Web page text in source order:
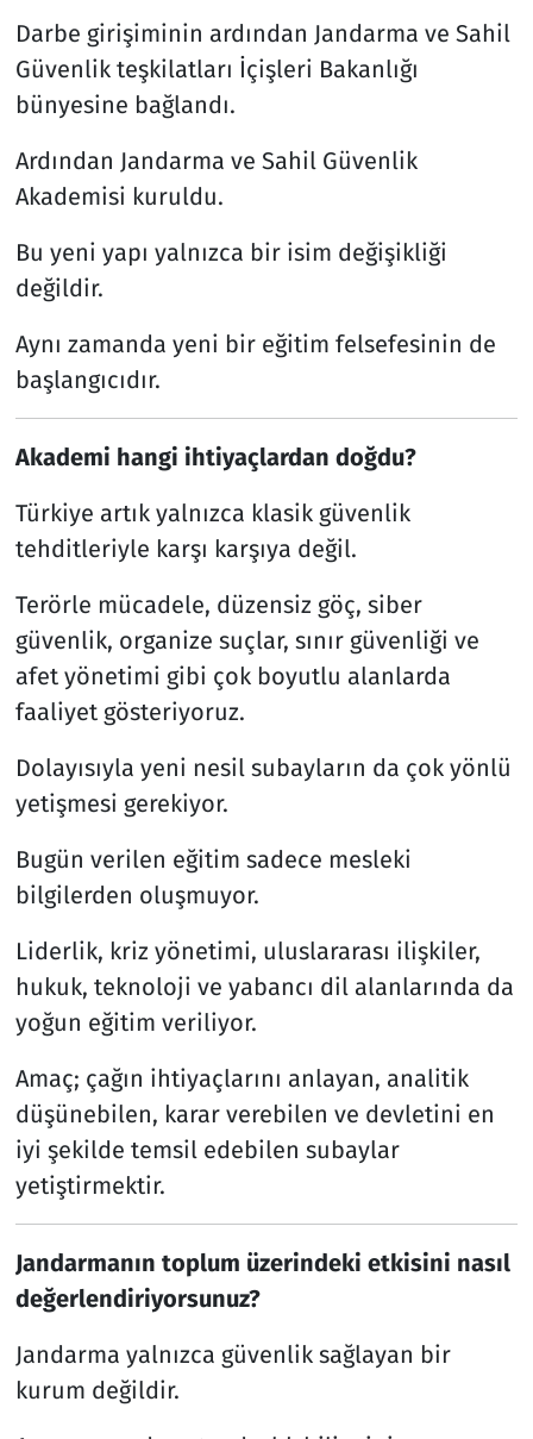
Darbe girişiminin ardından Jandarma ve Sahil
Güvenlik teşkilatları İçişleri Bakanlığı
bünyesine bağlandı.
Ardından Jandarma ve Sahil Güvenlik
Akademisi kuruldu.
Bu yeni yapı yalnızca bir isim değişikliği
değildir.
Aynı zamanda yeni bir eğitim felsefesinin de
başlangıcıdır.
Akademi hangi ihtiyaçlardan doğdu?
Türkiye artık yalnızca klasik güvenlik
tehditleriyle karşı karşıya değil.
Terörle mücadele, düzensiz göç, siber
güvenlik, organize suçlar, sınır güvenliği ve
afet yönetimi gibi çok boyutlu alanlarda
faaliyet gösteriyoruz.
Dolayısıyla yeni nesil subayların da çok yönlü
yetişmesi gerekiyor.
Bugün verilen eğitim sadece mesleki
bilgilerden oluşmuyor.
Liderlik, kriz yönetimi, uluslararası ilişkiler,
hukuk, teknoloji ve yabancı dil alanlarında da
yoğun eğitim veriliyor.
Amaç; çağın ihtiyaçlarını anlayan, analitik
düşünebilen, karar verebilen ve devletini en
iyi şekilde temsil edebilen subaylar
yetiştirmektir.
Jandarmanın toplum üzerindeki etkisini nasıl
değerlendiriyorsunuz?
Jandarma yalnızca güvenlik sağlayan bir
kurum değildir.